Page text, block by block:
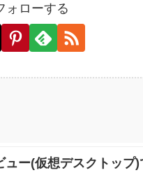
ォローする
ー(仮想デスクトップ